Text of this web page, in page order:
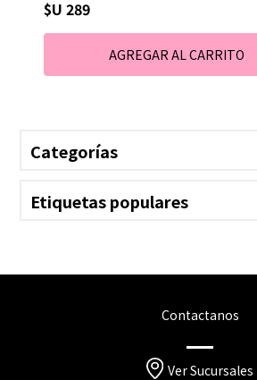
$U 289
Categorías
Etiquetas populares
Contactanos
Ver Sucursales